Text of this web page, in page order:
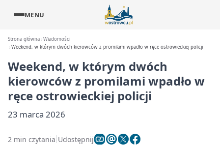
MENU
Strona główna Wiadomości
Weekend, w którym dwóch kierowców z promilami wpadło w ręce ostrowieckiej policji
Weekend, w którym dwóch
kierowców z promilami wpadło w
ręce ostrowieckiej policji
23 marca 2026
2 min czytania Udostępnij